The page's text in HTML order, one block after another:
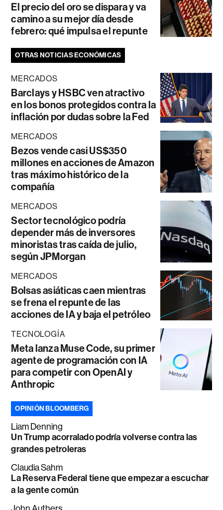
El precio del oro se dispara y va
camino a su mejor día desde
febrero: qué impulsa el repunte
OTRAS NOTICIAS ECONÓMICAS
MERCADOS
Barclays y HSBC ven atractivo
en los bonos protegidos contra la
inflación por dudas sobre la Fed
MERCADOS
Bezos vende casi US$350
millones en acciones de Amazon
tras máximo histórico de la
compañía
MERCADOS
Sector tecnológico podría
depender más de inversores
minoristas tras caída de julio,
según JPMorgan
MERCADOS
Bolsas asiáticas caen mientras
se frena el repunte de las
acciones de IA y baja el petróleo
TECNOLOGÍA
Meta lanza Muse Code, su primer
agente de programación con IA
para competir con OpenAI y
Anthropic
OPINIÓN BLOOMBERG
Liam Denning
Un Trump acorralado podría volverse contra las
grandes petroleras
Claudia Sahm
La Reserva Federal tiene que empezar a escuchar
a la gente común